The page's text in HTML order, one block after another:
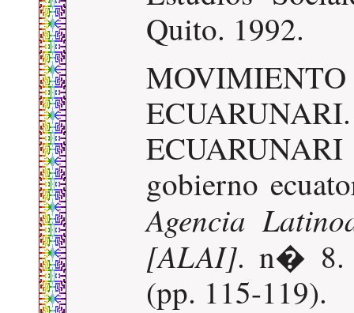
Quito. 1992.
gobierno
Agencia
[ALAI]. n� 8.
(pp. 115-119).